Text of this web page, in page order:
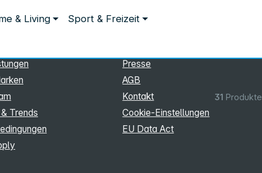
& Living Sport & Freizeit
31 Produkte
Trends
Presse
AGB
Kontakt
Cookie‑Einstellungen
EU Data Act